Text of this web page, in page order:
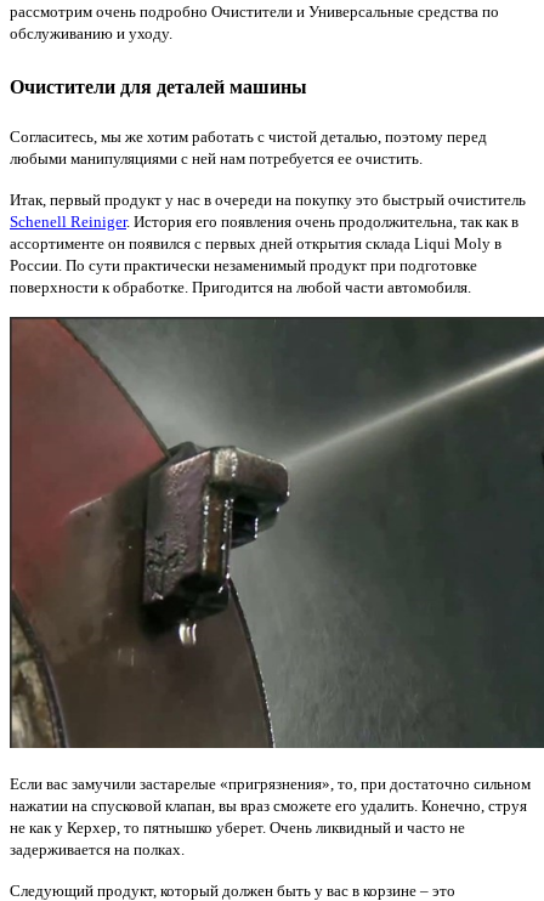
рассмотрим очень подробно Очистители и Универсальные средства по
обслуживанию и уходу.
Очистители для деталей машины
Согласитесь, мы же хотим работать с чистой деталью, поэтому перед
любыми манипуляциями с ней нам потребуется ее очистить.
Итак, первый продукт у нас в очереди на покупку это быстрый очиститель
Schenell Reiniger. История его появления очень продолжительна, так как в
ассортименте он появился с первых дней открытия склада Liqui Moly в
России. По сути практически незаменимый продукт при подготовке
поверхности к обработке. Пригодится на любой части автомобиля.
Если вас замучили застарелые «пригрязнения», то, при достаточно сильном
нажатии на спусковой клапан, вы враз сможете его удалить. Конечно, струя
не как у Керхер, то пятнышко уберет. Очень ликвидный и часто не
задерживается на полках.
Следующий продукт, который должен быть у вас в корзине – это